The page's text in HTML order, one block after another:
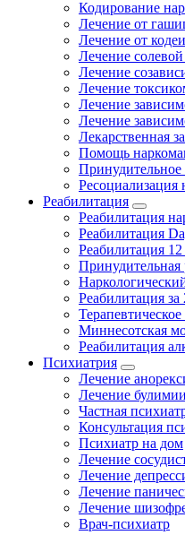
Кодирование
Лечение от
Лечение от
Лечение
Лечение
Лечение
Лечение
Лечение
Лекарственная
Помощь
Принудительное
Ресоциализация
Реабилитация
Реабилитация
Реабилитация
Реабилитация
Принудительная
Реабилитация за
Миннесотская
Реабилитация
Психиатрия
Лечение
Лечение булимии
Частная
Консультация
Психиатр на дом
Лечение
Лечение
Лечение
Лечение
Врач-психиатр